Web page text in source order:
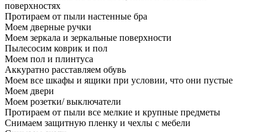
поверхностях
Протираем от пыли настенные бра
Моем дверные ручки
Моем зеркала и зеркальные поверхности
Пылесосим коврик и пол
Моем пол и плинтуса
Аккуратно расставляем обувь
Моем все шкафы и ящики при условии, что они пустые
Моем двери
Моем розетки/ выключатели
Протираем от пыли все мелкие и крупные предметы
Снимаем защитную пленку и чехлы с мебели